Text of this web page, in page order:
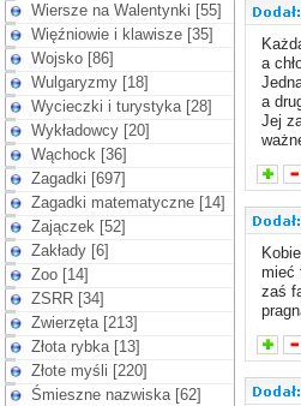
Wiersze na Walentynki [55]
Więźniowie i klawisze [35]
Wojsko [86]
Wulgaryzmy [18]
Wycieczki i turystyka [28]
Wykładowcy [20]
Wąchock [36]
Zagadki [697]
Zagadki matematyczne [14]
Zajączek [52]
Zakłady [6]
Zoo [14]
ZSRR [34]
Zwierzęta [213]
Złota rybka [13]
Złote myśli [220]
Śmieszne nazwiska [62]
a
a
Jej
mieć
zaś